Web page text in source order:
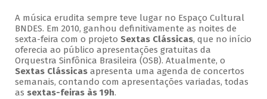
A música erudita sempre teve lugar no Espaço Cultural
BNDES. Em 2010, ganhou definitivamente as noites de
sexta-feira com o projeto Sextas Clássicas, que no início
oferecia ao público apresentações gratuitas da
Orquestra Sinfônica Brasileira (OSB). Atualmente, o
Sextas Clássicasapresenta uma agenda de concertos
semanais, contando com apresentações variadas, todas
as sextas-feiras às 19h.